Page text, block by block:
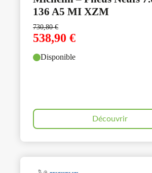
136 A5 MI XZM
730,80€
538,90 €
Disponible
Découvrir